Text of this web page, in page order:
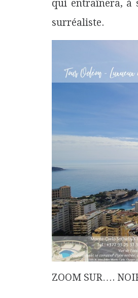
qui entraînera, à
surréaliste.
ZOOM SUR….